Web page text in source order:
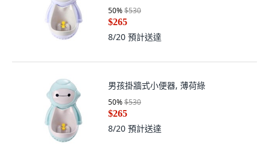
50%$530
$265
8/20 預計送達
男孩掛牆式小便器, 薄荷綠
50%$530
$265
8/20 預計送達